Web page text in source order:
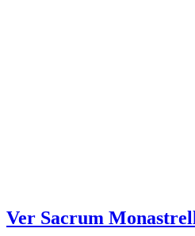
Ver Sacrum Monastrell